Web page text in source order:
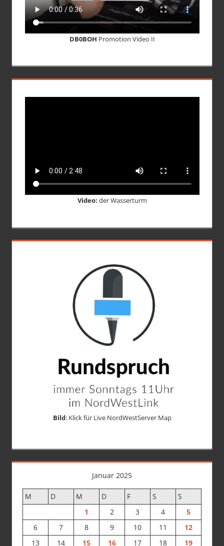
DB0BOH Promotion Video II
Video: der Wasserturm
Bild: Klick für Live NordWestServer Map
Januar 2025
M D M D F S
S
1
2 3 4
5
6
7 8 9 10 11
12
13
14 15 16 17 18
19